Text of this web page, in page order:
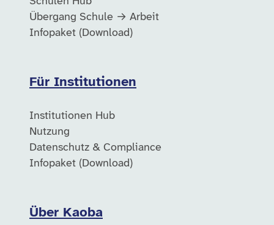
Übergang Schule → Arbeit
Infopaket (Download)
Für Institutionen
Institutionen Hub
Nutzung
Datenschutz & Compliance
Infopaket (Download)
Über Kaoba